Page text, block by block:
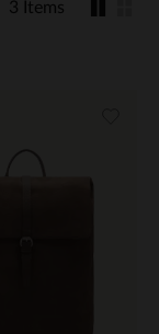
3 Items